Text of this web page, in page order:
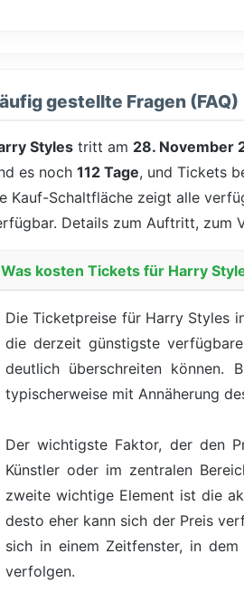
gestellte Fragen (FAQ)
Styles tritt am 28. November
es noch 112 Tage, und Tickets
Kauf-Schaltfläche zeigt alle
Details zum Auftritt, zum
Was kosten Tickets für Harry
Die Ticketpreise für Harry Styles
die derzeit günstigste
deutlich überschreiten
typischerweise mit Annäherung
Der wichtigste Faktor, der den
Künstler oder im zentralen
zweite wichtige Element ist die
desto eher kann sich der Preis
sich in einem Zeitfenster, in
verfolgen.